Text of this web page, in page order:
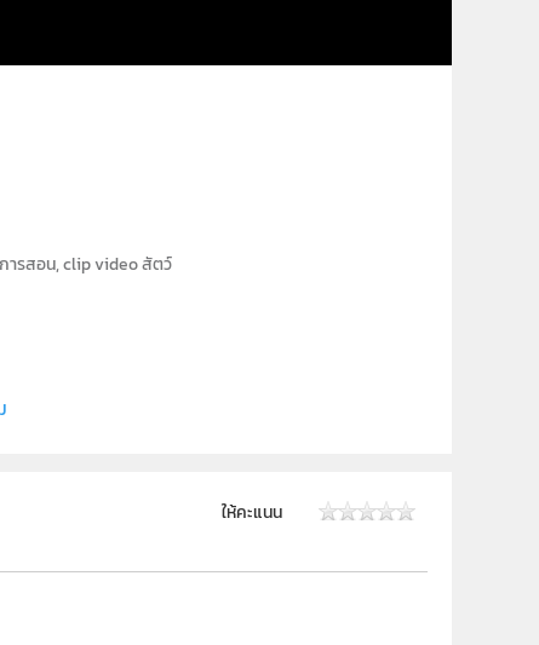
ารสอน, clip video สัตว์
ให้คะแนน